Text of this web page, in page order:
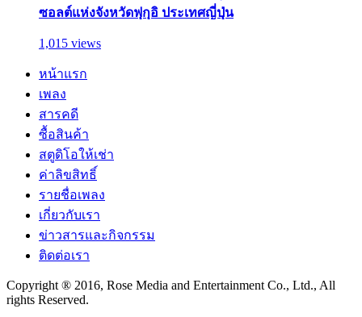
ซอลต์แห่งจังหวัดฟุกุอิ ประเทศญี่ปุ่น
1,015 views
หน้าแรก
เพลง
สารคดี
ซื้อสินค้า
สตูดิโอให้เช่า
ค่าลิขสิทธิ์
รายชื่อเพลง
เกี่ยวกับเรา
ข่าวสารและกิจกรรม
ติดต่อเรา
Copyright ® 2016, Rose Media and Entertainment Co., Ltd., All
rights Reserved.